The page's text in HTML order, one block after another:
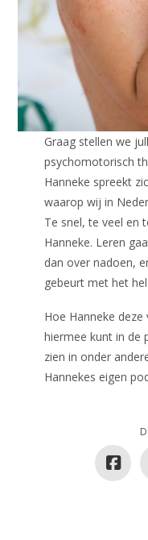
Graag stellen we
psychomotorisch
Hanneke spreekt
waarop wij in
Te snel, te veel en
Hanneke. Leren
dan over nadoen,
gebeurt met het
Hoe Hanneke
hiermee kunt in de
zien in onder
Hannekes eigen